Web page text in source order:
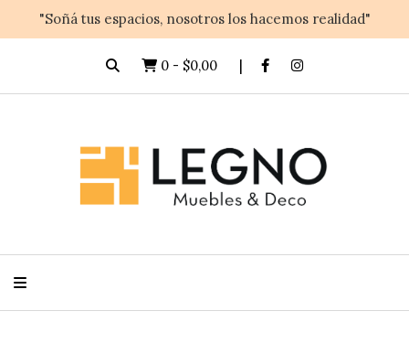
"Soñá tus espacios, nosotros los hacemos realidad"
0 - $0,00